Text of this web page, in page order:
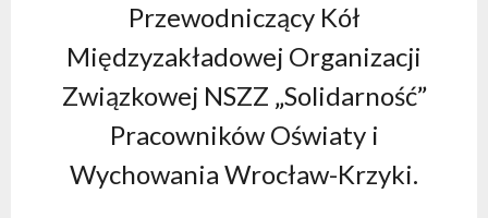
Władze organizacji
O nas
Do pobrania
Przewodniczący Kół
Międzyzakładowej Organizacji
Związkowej NSZZ „Solidarność”
Pracowników Oświaty i
Wychowania Wrocław-Krzyki.